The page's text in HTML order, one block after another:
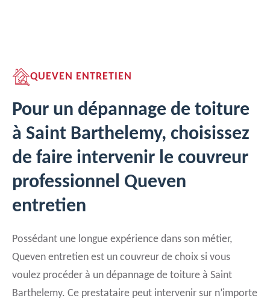
QUEVEN ENTRETIEN
Pour un dépannage de toiture
à Saint Barthelemy, choisissez
de faire intervenir le couvreur
professionnel Queven
entretien
Possédant une longue expérience dans son métier,
Queven entretien est un couvreur de choix si vous
voulez procéder à un dépannage de toiture à Saint
Barthelemy. Ce prestataire peut intervenir sur n’importe